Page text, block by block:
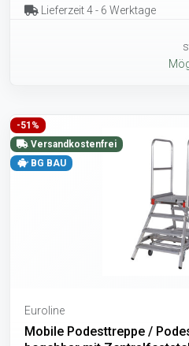
Lieferzeit 4 - 6 Werktage
-51%
Versandkostenfrei
BG BAU
Euroline
Mobile Podesttreppe /